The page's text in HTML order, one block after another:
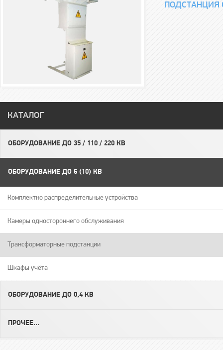
ПОДСТАНЦИЯ
КАТАЛОГ
ОБОРУДОВАНИЕ ДО 35 / 110 / 220 КВ
ОБОРУДОВАНИЕ ДО 6 (10) КВ
Комплектно распределительные устройства
Камеры одностороннего обслуживания
Трансформаторные подстанции
Шкафы учёта
ОБОРУДОВАНИЕ ДО 0,4 КВ
ПРОЧЕЕ...